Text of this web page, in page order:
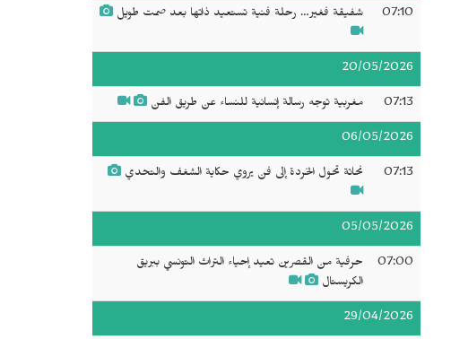
07:10 شفيقة فغير… رحلة فنية تستعيد ذاتها بعد صمت طويل
20/05/2026
07:13 مغربية توجه رسالة إنسانية للنساء عن طريق الفن
06/05/2026
07:13 نحاتة تحول الخردة إلى فن يروي حكاية الشغف والتحدي
05/05/2026
07:00
حرفية من القصرين تعيد إحياء التراث التونسي ببريق
الكريستال
29/04/2026